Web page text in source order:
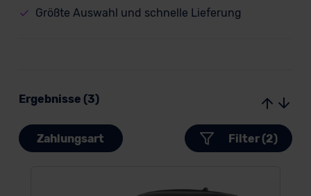
Größte Auswahl und schnelle Lieferung
Ergebnisse (3)
Zahlungsart Filter (2)